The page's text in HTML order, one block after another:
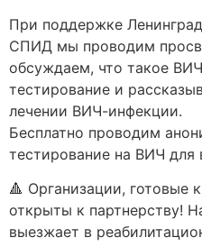
При поддержке
СПИД мы проводим
обсуждаем, что такое
тестирование и
лечении ВИЧ-инфекции.
Бесплатно проводим
тестирование на ВИЧ
🔺 Организации, готовые
открыты к партнерству!
выезжает в